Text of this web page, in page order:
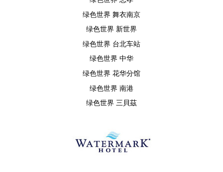
绿色世界 舞衣南京
绿色世界 新世界
绿色世界 台北车站
绿色世界 中华
绿色世界 花华分馆
绿色世界 南港
绿色世界 三貝茲